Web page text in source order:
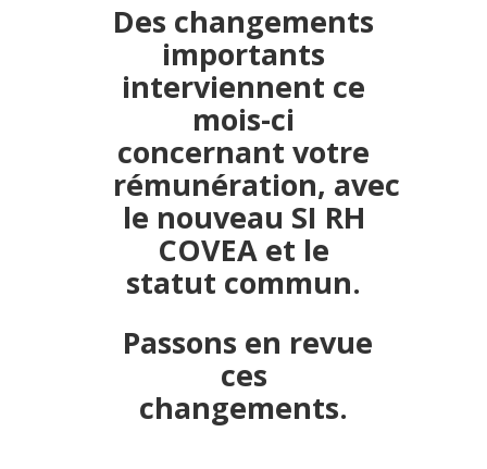
Des changements
importants
interviennent ce
mois-ci
concernant votre
rémunération, avec
le nouveau SI RH
COVEA et le
statut commun.
Passons en revue
ces
changements.